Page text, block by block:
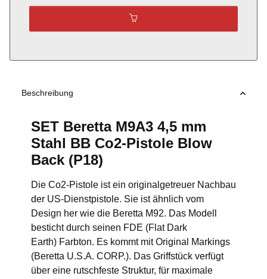
Beschreibung
SET Beretta M9A3 4,5 mm
Stahl BB Co2-Pistole Blow
Back (P18)
Die Co2-Pistole ist ein originalgetreuer Nachbau
der US-Dienstpistole. Sie ist ähnlich vom
Design her wie die Beretta M92. Das Modell
besticht durch seinen FDE (Flat Dark
Earth) Farbton. Es kommt mit Original Markings
(Beretta U.S.A. CORP.). Das Griffstück verfügt
über eine rutschfeste Struktur, für maximale